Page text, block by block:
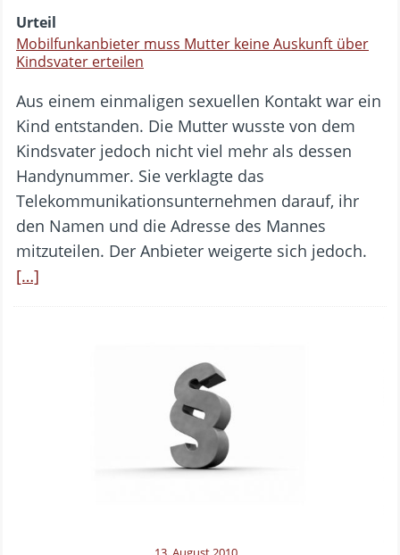
Urteil
Mobilfunkanbieter muss Mutter keine Auskunft über
Kindsvater erteilen
Aus einem einmaligen sexuellen Kontakt war ein
Kind entstanden. Die Mutter wusste von dem
Kindsvater jedoch nicht viel mehr als dessen
Handynummer. Sie verklagte das
Telekommunikationsunternehmen darauf, ihr
den Namen und die Adresse des Mannes
mitzuteilen. Der Anbieter weigerte sich jedoch.
[…]